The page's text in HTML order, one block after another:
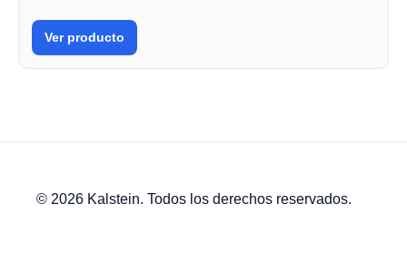
Ver producto
© 2026 Kalstein. Todos los derechos reservados.